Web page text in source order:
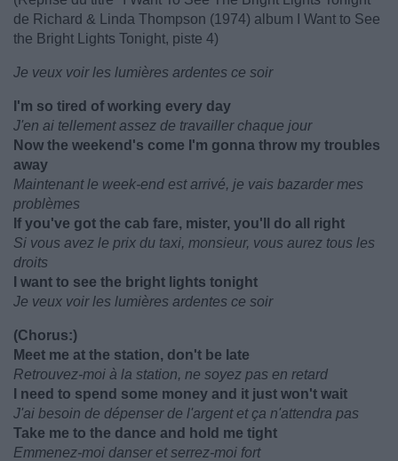
de Richard & Linda Thompson (1974) album I Want to See
the Bright Lights Tonight, piste 4)
Je veux voir les lumières ardentes ce soir
I'm so tired of working every day
J'en ai tellement assez de travailler chaque jour
Now the weekend's come I'm gonna throw my troubles
away
Maintenant le week-end est arrivé, je vais bazarder mes
problèmes
If you've got the cab fare, mister, you'll do all right
Si vous avez le prix du taxi, monsieur, vous aurez tous les
droits
I want to see the bright lights tonight
Je veux voir les lumières ardentes ce soir
(Chorus:)
Meet me at the station, don't be late
Retrouvez-moi à la station, ne soyez pas en retard
I need to spend some money and it just won't wait
J'ai besoin de dépenser de l'argent et ça n'attendra pas
Take me to the dance and hold me tight
Emmenez-moi danser et serrez-moi fort